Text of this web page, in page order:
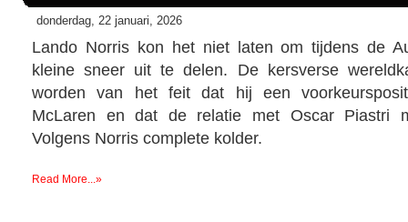
donderdag, 22 januari, 2026
Lando Norris kon het niet laten om tijdens de
kleine sneer uit te delen. De kersverse
worden van het feit dat hij een
McLaren en dat de relatie met Oscar Piastri
Volgens Norris complete kolder.
Read More...»